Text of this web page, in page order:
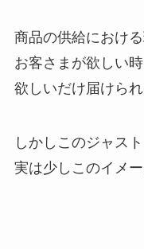
商品の供給におけ
お客さまが欲しい
欲しいだけ届けら
しかしこのジャス
実は少しこのイメ